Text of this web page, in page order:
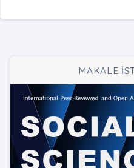
MAKALE